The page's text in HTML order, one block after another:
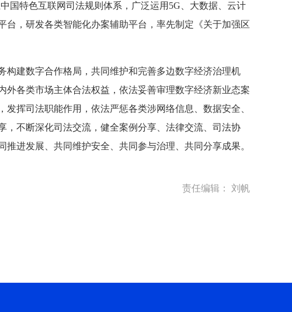
国特色互联网司法规则体系，广泛运用5G、大数据、云计
，研发各类智能化办案辅助平台，率先制定《关于加强区
建数字合作格局，共同维护和完善多边数字经济治理机
各类市场主体合法权益，依法妥善审理数字经济新业态案
挥司法职能作用，依法严惩各类涉网络信息、数据安全、
不断深化司法交流，健全案例分享、法律交流、司法协
进发展、共同维护安全、共同参与治理、共同分享成果。
责任编辑： 刘帆